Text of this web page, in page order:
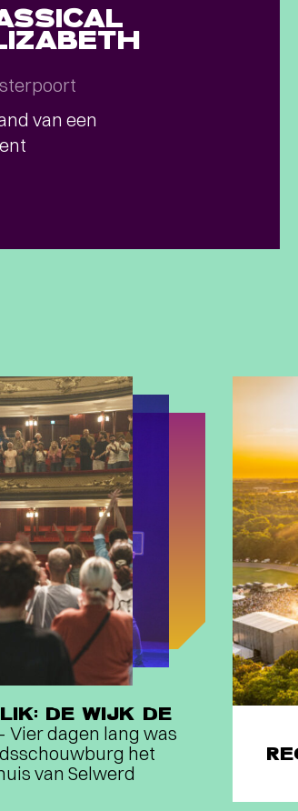
van een
DE WIJK DE
- Vier dagen lang was
het
van Selwerd